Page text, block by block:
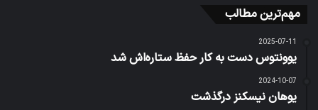
مهم‌ترین مطالب
2025-07-11
یوونتوس دست به کار حفظ ستاره‌اش شد
2024-10-07
یوهان نیسکنز درگذشت